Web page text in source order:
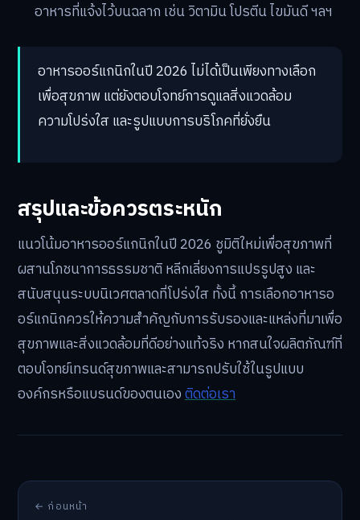
อาหารที่แจ้งไว้บนฉลาก เช่น วิตามิน โปรตีน ไขมันดี ฯลฯ
อาหารออร์แกนิกในปี 2026 ไม่ได้เป็นเพียงทางเลือก
เพื่อสุขภาพ แต่ยังตอบโจทย์การดูแลสิ่งแวดล้อม
ความโปร่งใส และรูปแบบการบริโภคที่ยั่งยืน
สรุปและข้อควรตระหนัก
แนวโน้มอาหารออร์แกนิกในปี 2026 ชูมิติใหม่เพื่อสุขภาพที่
ผสานโภชนาการธรรมชาติ หลีกเลี่ยงการแปรรูปสูง และ
สนับสนุนระบบนิเวศตลาดที่โปร่งใส ทั้งนี้ การเลือกอาหารอ
อร์แกนิกควรให้ความสำคัญกับการรับรองและแหล่งที่มาเพื่อ
สุขภาพและสิ่งแวดล้อมที่ดีอย่างแท้จริง หากสนใจผลิตภัณฑ์ที่
ตอบโจทย์เทรนด์สุขภาพและสามารถปรับใช้ในรูปแบบ
องค์กรหรือแบรนด์ของตนเองติดต่อเรา
← ก่อนหน้า